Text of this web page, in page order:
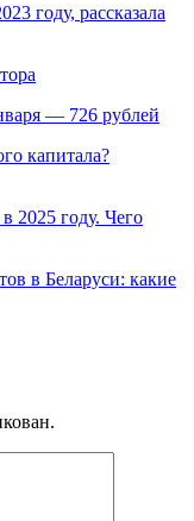
году, рассказала
— 726 рублей
капитала?
2025 году. Чего
в Беларуси: какие